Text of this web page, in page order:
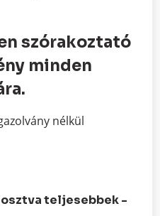
szórakoztató
minden
nélkül
teljesebbek -